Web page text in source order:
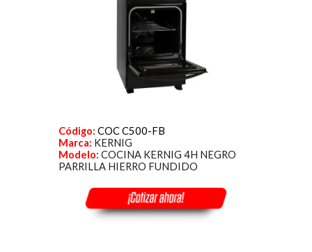
Código: COC C500-FB
Marca: KERNIG
Modelo:COCINA KERNIG 4H NEGRO
PARRILLA HIERRO FUNDIDO